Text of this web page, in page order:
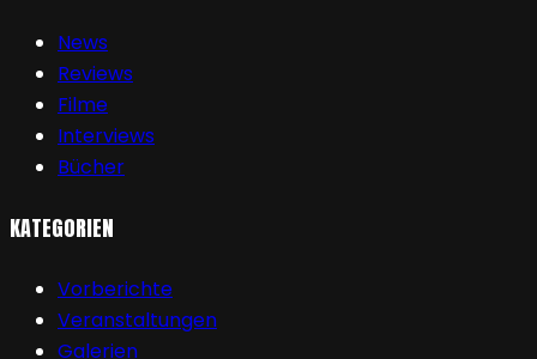
News
Reviews
Filme
Interviews
Bücher
KATEGORIEN
Vorberichte
Veranstaltungen
Galerien